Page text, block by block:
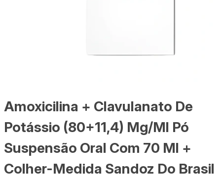
Amoxicilina + Clavulanato De
Potássio (80+11,4) Mg/Ml Pó
Suspensão Oral Com 70 Ml +
Colher-Medida Sandoz Do Brasil